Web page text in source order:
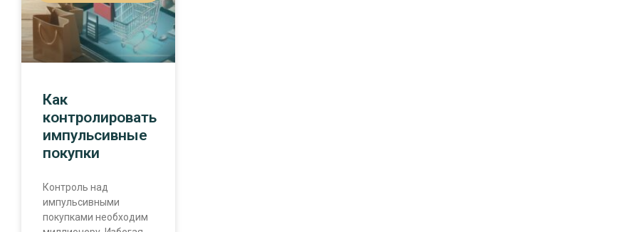
Как
контролировать
импульсивные
покупки
Контроль над
импульсивными
покупками необходим